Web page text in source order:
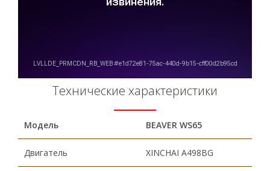
Технические характеристики
Модель BEAVER WS65
Двигатель XINCHAI A498BG